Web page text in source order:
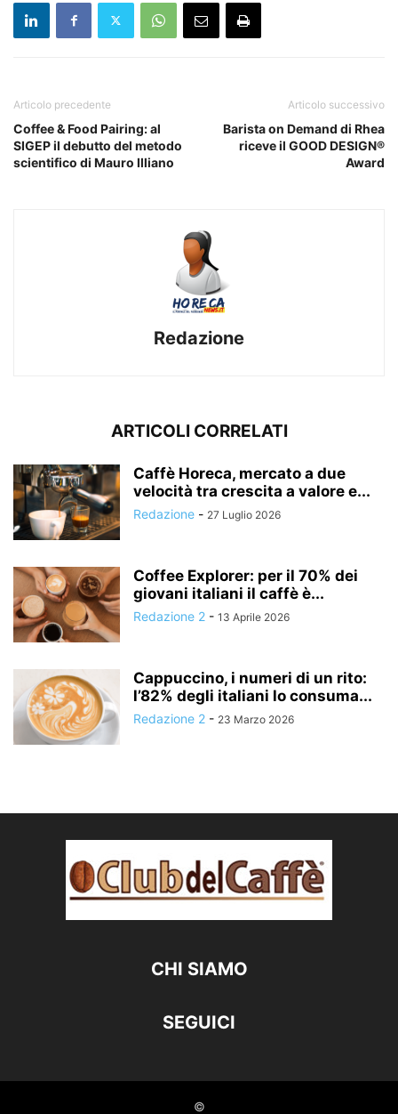
Articolo precedente
Coffee & Food Pairing: al
SIGEP il debutto del metodo
scientifico di Mauro Illiano
Articolo successivo
Barista on Demand di Rhea
riceve il GOOD DESIGN®
Award
Redazione
ARTICOLI CORRELATI
Caffè Horeca, mercato a due
velocità tra crescita a valore e...
Redazione - 27 Luglio 2026
Coffee Explorer: per il 70% dei
giovani italiani il caffè è...
Redazione 2 - 13 Aprile 2026
Cappuccino, i numeri di un rito:
l’82% degli italiani lo consuma...
Redazione 2 - 23 Marzo 2026
CHI SIAMO
SEGUICI
©